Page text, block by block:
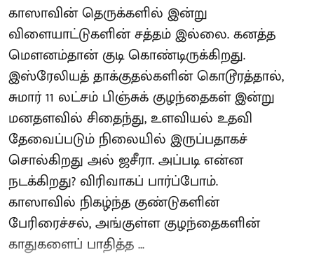
காஸாவின் தெருக்களில் இன்று
விளையாட்டுகளின் சத்தம் இல்லை. கனத்த
மௌனம்தான் குடி கொண்டிருக்கிறது.
இஸ்ரேலியத் தாக்குதல்களின் கொடூரத்தால்,
சுமார் 11 லட்சம் பிஞ்சுக் குழந்தைகள் இன்று
மனதளவில் சிதைந்து, உளவியல் உதவி
தேவைப்படும் நிலையில் இருப்பதாகச்
சொல்கிறது அல் ஜசீரா. அப்படி என்ன
நடக்கிறது? விரிவாகப் பார்ப்போம்.
காஸாவில் நிகழ்ந்த குண்டுகளின்
பேரிரைச்சல், அங்குள்ள குழந்தைகளின்
காதுகளைப் பாதித்த ...